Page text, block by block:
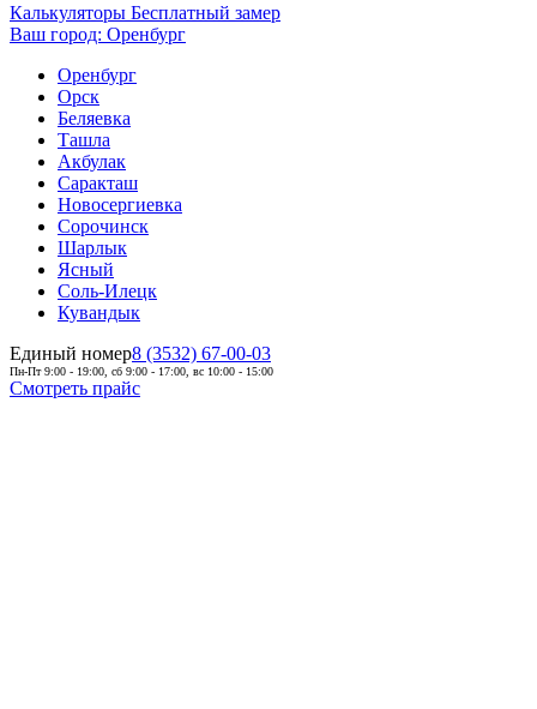
Калькуляторы Бесплатный замер
Ваш город: Оренбург
Оренбург
Орск
Беляевка
Ташла
Акбулак
Саракташ
Новосергиевка
Сорочинск
Шарлык
Ясный
Соль-Илецк
Кувандык
Единый номер8 (3532) 67-00-03
Пн-Пт 9:00 - 19:00, сб 9:00 - 17:00, вс 10:00 - 15:00
Смотреть прайс